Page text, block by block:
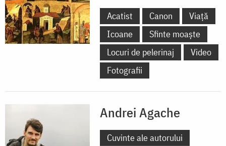
Acatist Canon
Viață
Icoane
Sfinte moaște
Locuri de pelerinaj
Video
Fotografii
Andrei Agache
Cuvinte ale autorului